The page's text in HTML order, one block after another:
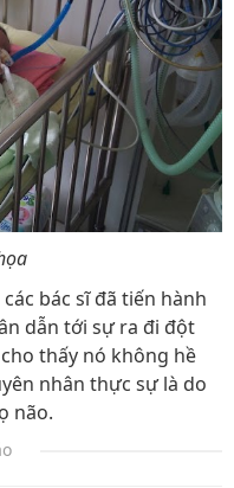
bác sĩ đã tiến hành
dẫn tới sự ra đi đột
thấy nó không hề
nhân thực sự là do
não.